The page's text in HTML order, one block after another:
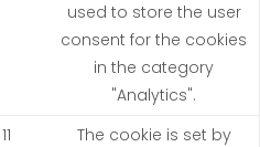
used to store the user
consent for the cookies
in the category
"Analytics".
11
The cookie is set by